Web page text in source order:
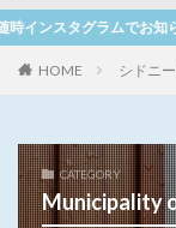
ますので、ここをクリ
HOME シドニ
CATEGORY
Municipality